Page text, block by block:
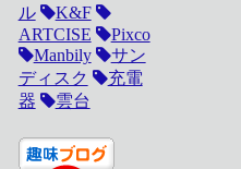
ル
K&F
ARTCISE
Pixco
Manbily
サン
ディスク
充電
器
雲台